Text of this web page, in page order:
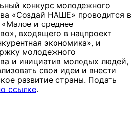
конкурс молодежного
«Создай НАШЕ» проводится в
и среднее
входящего в нацпроект
экономика», и
молодежного
и инициатив молодых людей,
свои идеи и внести
развитие страны. Подать
ссылке.